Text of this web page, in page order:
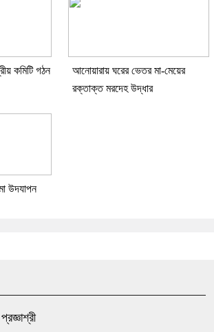
কমিটি গঠন
আনোয়ারায় ঘরের ভেতর মা-মেয়ের
রক্তাক্ত মরদেহ উদ্ধার
উদযাপন